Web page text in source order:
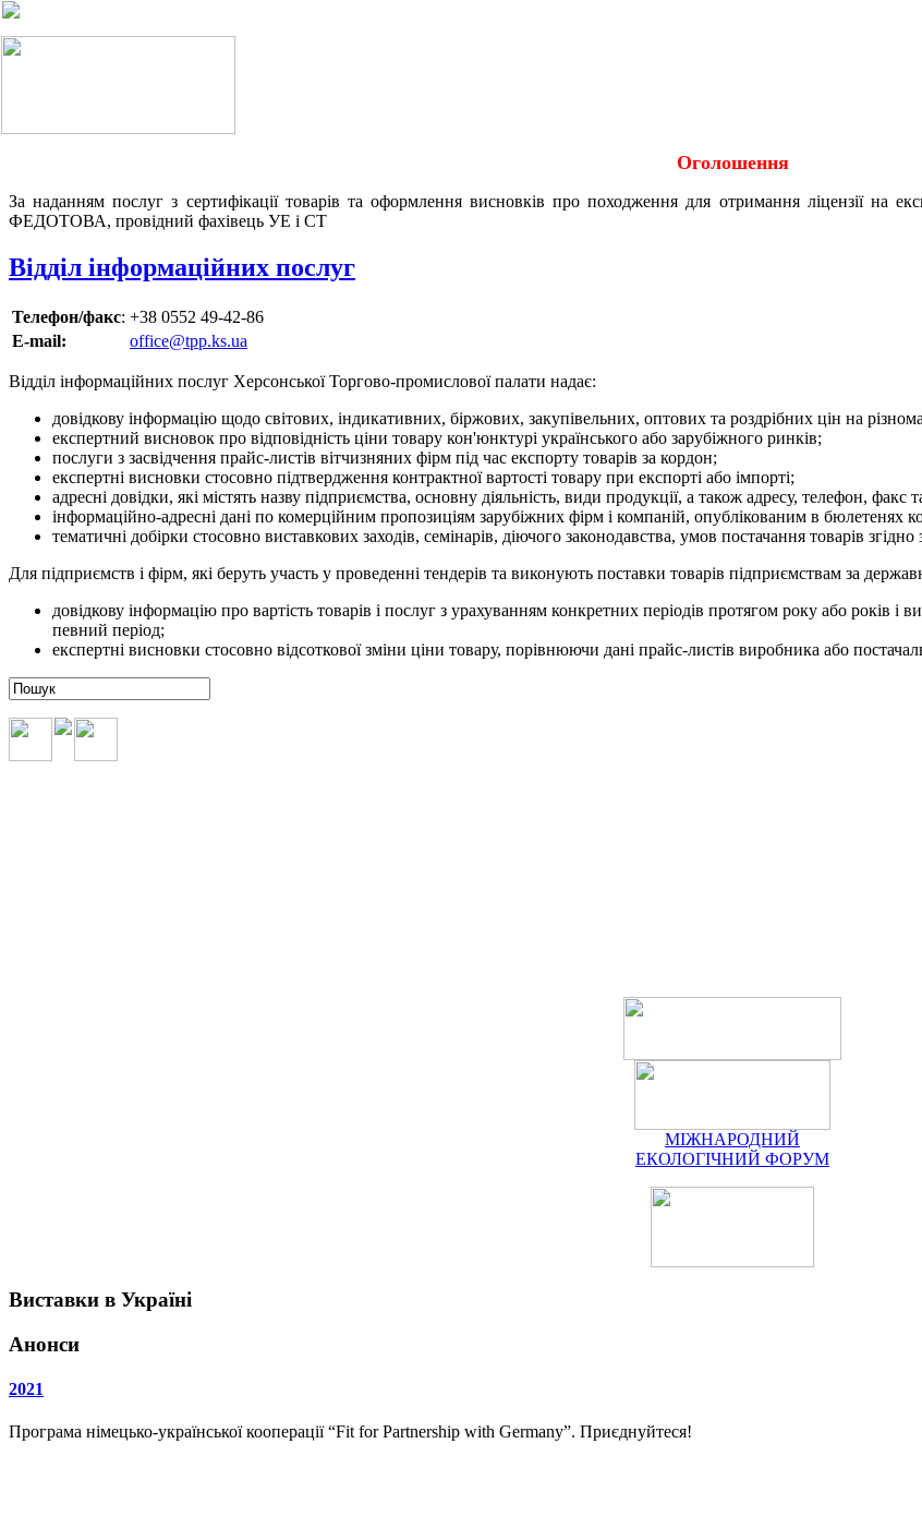
Оголошення
За наданням послуг з сертифікації товарів та оформлення висновків про походження для отримання ліцензії на
ФЕДОТОВА, провідний фахівець УЕ і СТ
Відділ інформаційних послуг
Телефон/факс: +38 0552 49-42-86
E-mail:
office@tpp.ks.ua
Відділ інформаційних послуг Херсонської Торгово-промислової палати надає:
довідкову інформацію щодо світових, індикативних, біржових, закупівельних, оптових та роздрібних цін на
експертний висновок про відповідність ціни товару кон'юнктурі українського або зарубіжного ринків;
послуги з засвідчення прайс-листів вітчизняних фірм під час експорту товарів за кордон;
експертні висновки стосовно підтвердження контрактної вартості товару при експорті або імпорті;
адресні довідки, які містять назву підприємства, основну діяльність, види продукції, а також адресу, телефон, факс
інформаційно-адресні дані по комерційним пропозиціям зарубіжних фірм і компаній, опублікованим в
тематичні добірки стосовно виставкових заходів, семінарів, діючого законодавства, умов постачання товарів згідно
Для підприємств і фірм, які беруть участь у проведенні тендерів та виконують поставки товарів підприємствам за
довідкову інформацію про вартість товарів і послуг з урахуванням конкретних періодів протягом року або років і
певний період;
експертні висновки стосовно відсоткової зміни ціни товару, порівнюючи дані прайс-листів виробника або
МІЖНАРОДНИЙ
ЕКОЛОГІЧНИЙ ФОРУМ
Виставки в Україні
Анонси
2021
Програма німецько-української кооперації “Fit for Partnership with Germany”. Приєднуйтеся!